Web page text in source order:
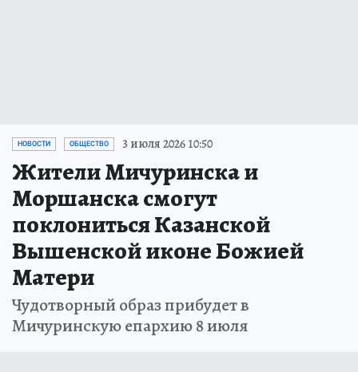
НОВОСТИ ОБЩЕСТВО 3 июля 2026 10:50
Жители Мичуринска и
Моршанска смогут
поклониться Казанской
Вышенской иконе Божией
Матери
Чудотворный образ прибудет в
Мичуринскую епархию 8 июля